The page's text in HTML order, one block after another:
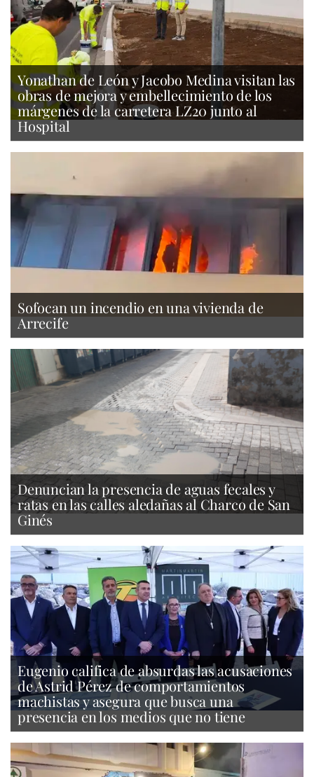
Yonathan de León y Jacobo Medina visitan las
obras de mejora y embellecimiento de los
márgenes de la carretera LZ20 junto al
Hospital
Sofocan un incendio en una vivienda de
Arrecife
Denuncian la presencia de aguas fecales y
ratas en las calles aledañas al Charco de San
Ginés
Eugenio califica de absurdas las acusaciones
de Astrid Pérez de comportamientos
machistas y asegura que busca una
presencia en los medios que no tiene